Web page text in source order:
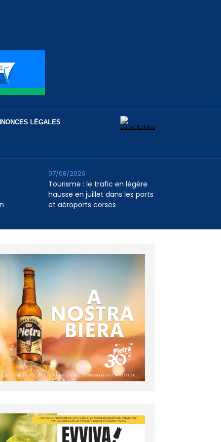
LÉGALES
Tourisme : le trafic en légère
hausse en juillet dans les ports
et aéroports corses
07/08/2026